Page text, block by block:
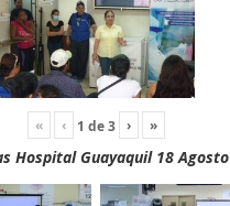
« ‹ 1 de3 › »
Hospital Guayaquil 18